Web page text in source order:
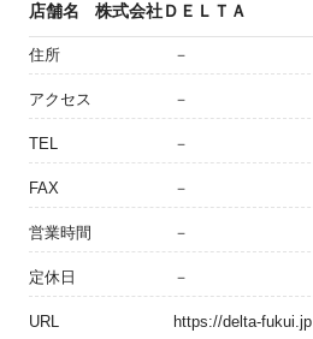
店舗名 株式会社ＤＥＬＴＡ
住所 －
アクセス －
TEL －
FAX －
営業時間 －
定休日 －
URL https://delta-fukui.jp